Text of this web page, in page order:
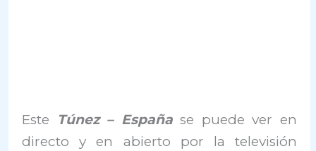
Este Túnez – España se puede ver en
directo y en abierto por la televisión